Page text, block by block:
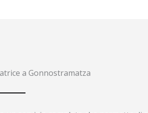
a Gonnostramatza